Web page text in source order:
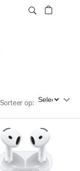
Sorteer op: Sorteer op